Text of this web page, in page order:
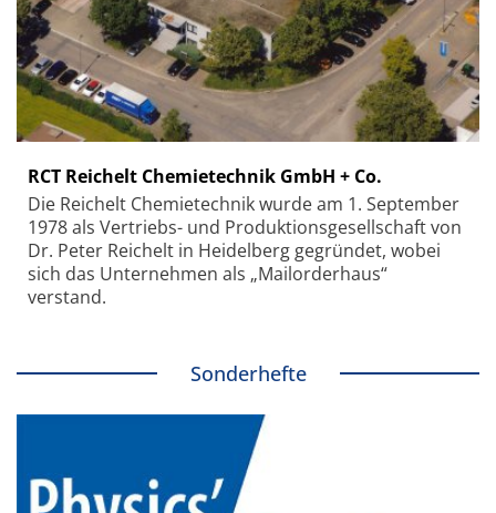
RCT Reichelt Chemietechnik GmbH + Co.
Die Reichelt Chemietechnik wurde am 1. September
1978 als Vertriebs- und Produktionsgesellschaft von
Dr. Peter Reichelt in Heidelberg gegründet, wobei
sich das Unternehmen als „Mailorderhaus“
verstand.
Sonderhefte